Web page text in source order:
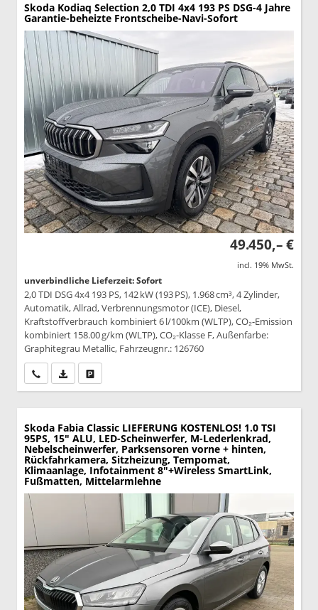
Skoda Kodiaq Selection 2,0 TDI 4x4 193 PS DSG-4 Jahre
Garantie-beheizte Frontscheibe-Navi-Sofort
49.450,– €
incl. 19% MwSt.
unverbindliche Lieferzeit: Sofort
2,0 TDI DSG 4x4 193 PS, 142 kW (193 PS), 1.968 cm³, 4 Zylinder,
Automatik, Allrad, Verbrennungsmotor (ICE), Diesel,
Kraftstoffverbrauch kombiniert 6 l/100km (WLTP), CO₂-Emission
kombiniert 158.00 g/km (WLTP), CO₂-Klasse F, Außenfarbe:
Graphitegrau Metallic, Fahrzeugnr.: 126760
Wir rufen Sie anPDF-Datei, Fahrzeugexposé drucken
Skoda Fabia Classic LIEFERUNG KOSTENLOS! 1.0 TSI
95PS, 15" ALU, LED-Scheinwerfer, M-Lederlenkrad,
Nebelscheinwerfer, Parksensoren vorne + hinten,
Rückfahrkamera, Sitzheizung, Tempomat,
Klimaanlage, Infotainment 8"+Wireless SmartLink,
Fußmatten, Mittelarmlehne